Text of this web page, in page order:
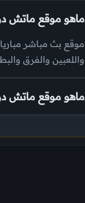
ماهو موقع ماتش
موقع بث مباشر
واللعبين والفرق
ماهو موقع ماتش
واللعبين والفرق